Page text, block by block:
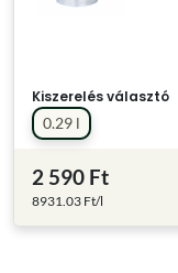
Kiszerelés választó
0.29 l
2 590 Ft
8931.03 Ft/l